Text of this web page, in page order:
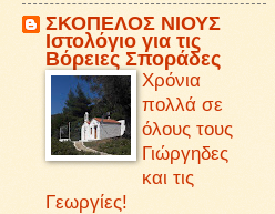
ΣΚΟΠΕΛΟΣ ΝΙΟΥΣ
Iστολόγιο για τις
Βόρειες Σποράδες
Χρόνια
πολλά σε
όλους τους
Γιώργηδες
και τις
Γεωργίες!